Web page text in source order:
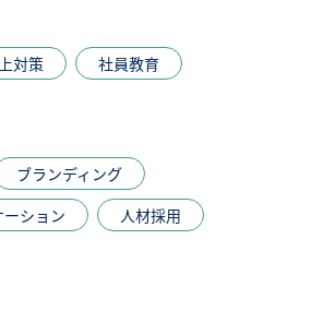
対策 社員教育
ブランディング
ション
人材採用